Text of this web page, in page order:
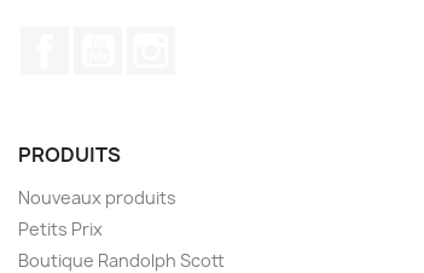
PRODUITS
Nouveaux produits
Petits Prix
Boutique Randolph Scott